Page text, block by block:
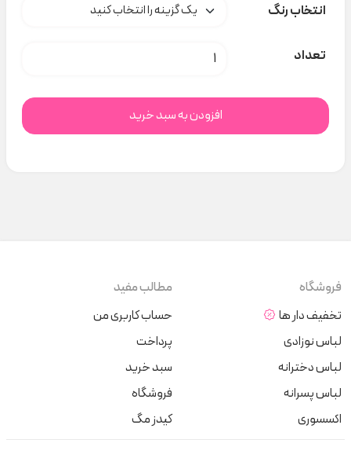
انتخاب رنگ
تعداد کلاه بیسکوئیتی کد h000207 عدد
افزودن به سبد خرید
فروشگاه
تخفیف دار ها
لباس نوزادی
لباس دخترانه
لباس پسرانه
اکسسوری
مطالب مفید
حساب کاربری من
پرداخت
سبد خرید
فروشگاه
کیدز مگ